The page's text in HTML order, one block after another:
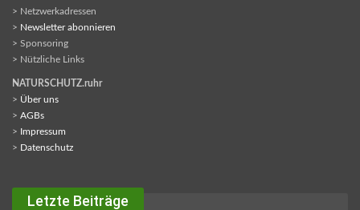
> Netzwerkadressen
> Newsletter abonnieren
> Sponsoring
> Nützliche Links
NATURSCHUTZ.ruhr
> Über uns
> AGBs
> Impressum
> Datenschutz
Letzte Beiträge